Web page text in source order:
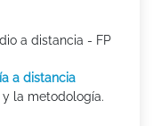
a distancia - FP
a distancia
la metodología.